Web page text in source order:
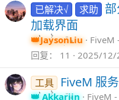
已解决√ 求助
加载界面
JaysonLiu
FiveM
回复
11 2025/12/
工具 FiveM 服
Akkariin
FiveM